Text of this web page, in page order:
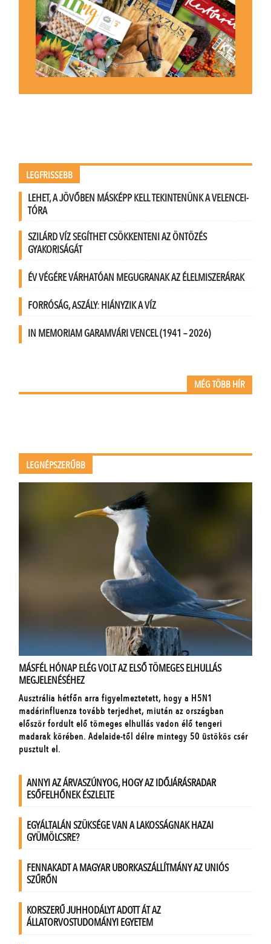
LEGFRISSEBB
LEHET, A JÖVŐBEN MÁSKÉPP KELL TEKINTENÜNK A VELENCEI-
TÓRA
SZILÁRD VÍZ SEGÍTHET CSÖKKENTENI AZ ÖNTÖZÉS
GYAKORISÁGÁT
ÉV VÉGÉRE VÁRHATÓAN MEGUGRANAK AZ ÉLELMISZERÁRAK
FORRÓSÁG, ASZÁLY: HIÁNYZIK A VÍZ
IN MEMORIAM GARAMVÁRI VENCEL (1941 – 2026)
MÉG TÖBB HÍR
LEGNÉPSZERŰBB